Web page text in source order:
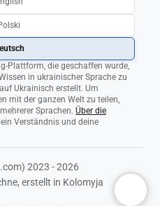
Plattform, die geschaffen wurde,
in ukrainischer Sprache zu
Ukrainisch erstellt. Um
mit der ganzen Welt zu teilen,
Sprachen. Über die
Verständnis und deine
2023 - 2026
erstellt in Kolomyja